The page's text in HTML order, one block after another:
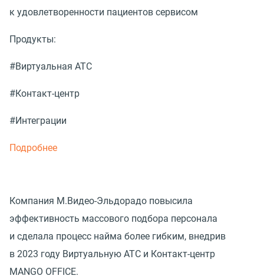
к удовлетворенности пациентов сервисом
Продукты:
#Виртуальная АТС
#Контакт-центр
#Интеграции
Подробнее
Компания М.Видео-Эльдорадо повысила
эффективность массового подбора персонала
и сделала процесс найма более гибким, внедрив
в 2023 году Виртуальную АТС и Контакт-центр
MANGO OFFICE.